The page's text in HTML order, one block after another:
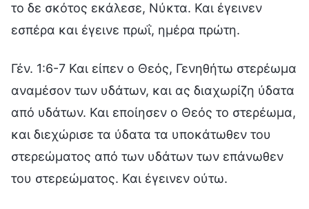
το δε σκότος εκάλεσε, Νύκτα. Και έγεινεν
εσπέρα και έγεινε πρωΐ, ημέρα πρώτη.
Γέν. 1:6-7 Και είπεν ο Θεός, Γενηθήτω στερέωμα
αναμέσον των υδάτων, και ας διαχωρίζη ύδατα
από υδάτων. Και εποίησεν ο Θεός το στερέωμα,
και διεχώρισε τα ύδατα τα υποκάτωθεν του
στερεώματος από των υδάτων των επάνωθεν
του στερεώματος. Και έγεινεν ούτω.